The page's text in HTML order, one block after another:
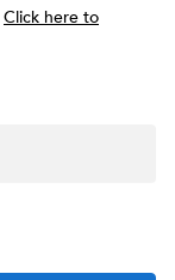
Click here to